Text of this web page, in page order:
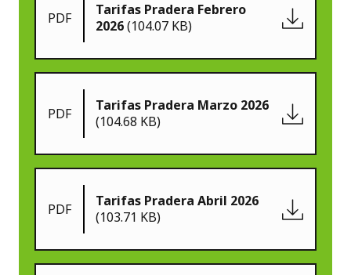
PDF
Tarifas Pradera Febrero
2026(104.07 KB)
PDF
Tarifas Pradera Marzo 2026
(104.68 KB)
PDF
Tarifas Pradera Abril 2026
(103.71 KB)